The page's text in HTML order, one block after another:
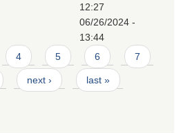
12:27
06/26/2024 -
13:44
4 5 6 7
next › last »